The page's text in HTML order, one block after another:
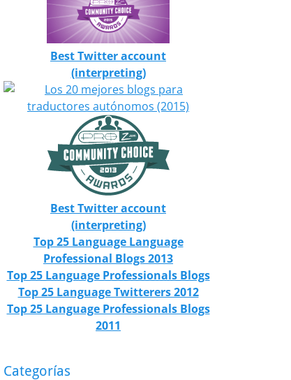
Best Twitter account
(interpreting)
Best Twitter account
(interpreting)
Top 25 Language Language
Professional Blogs 2013
Top 25 Language Professionals Blogs
Top 25 Language Twitterers 2012
Top 25 Language Professionals Blogs
2011
Categorías